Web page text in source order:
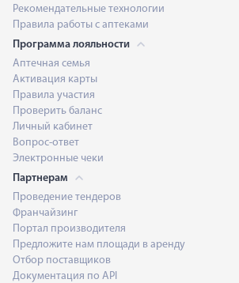
Рекомендательные технологии
Правила работы с аптеками
Программа лояльности
Аптечная семья
Активация карты
Правила участия
Проверить баланс
Личный кабинет
Вопрос-ответ
Электронные чеки
Партнерам
Проведение тендеров
Франчайзинг
Портал производителя
Предложите нам площади в аренду
Отбор поставщиков
Документация по API